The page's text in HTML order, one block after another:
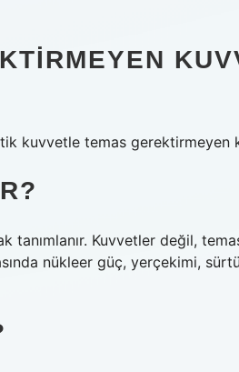
kuvvetle temas gerektirmeyen
tanımlanır. Kuvvetler değil,
nükleer güç, yerçekimi,